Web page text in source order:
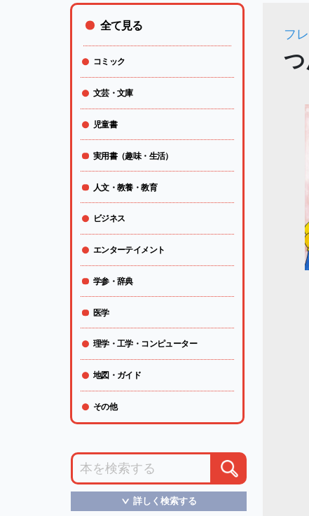
フ
全て見る
コミック
文芸・文庫
児童書
実用書（趣味・生活）
人文・教養・教育
ビジネス
エンターテイメント
学参・辞典
医学
理学・工学・コンピューター
地図・ガイド
その他
＞詳しく検索する